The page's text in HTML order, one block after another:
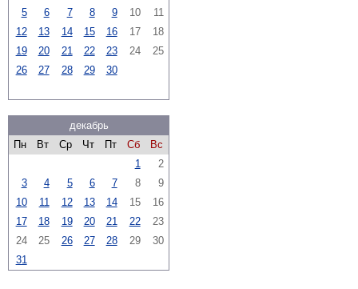
5
6 7 8 9 10
11
12
13 14 15 16 17
18
19
20 21 22 23 24
25
26
27 28 29 30
декабрь
Пн
Вт Ср Чт Пт Сб
Вс
1
2
3
4 5 6 7 8
9
10
11 12 13 14 15
16
17
18 19 20 21 22
23
24
25 26 27 28 29
30
31